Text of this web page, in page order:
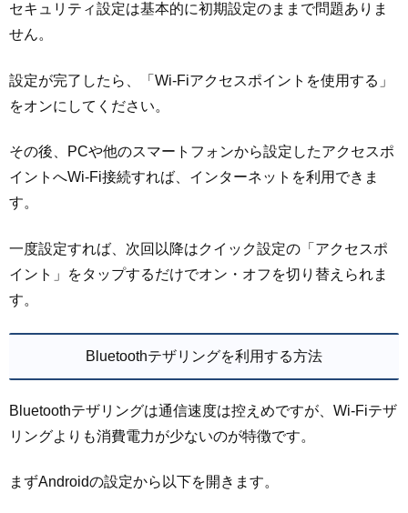
セキュリティ設定は基本的に初期設定のままで問題ありま
せん。
設定が完了したら、「Wi-Fiアクセスポイントを使用する」
をオンにしてください。
その後、PCや他のスマートフォンから設定したアクセスポ
イントへWi-Fi接続すれば、インターネットを利用できま
す。
一度設定すれば、次回以降はクイック設定の「アクセスポ
イント」をタップするだけでオン・オフを切り替えられま
す。
Bluetoothテザリングを利用する方法
Bluetoothテザリングは通信速度は控えめですが、Wi-Fiテザ
リングよりも消費電力が少ないのが特徴です。
まずAndroidの設定から以下を開きます。